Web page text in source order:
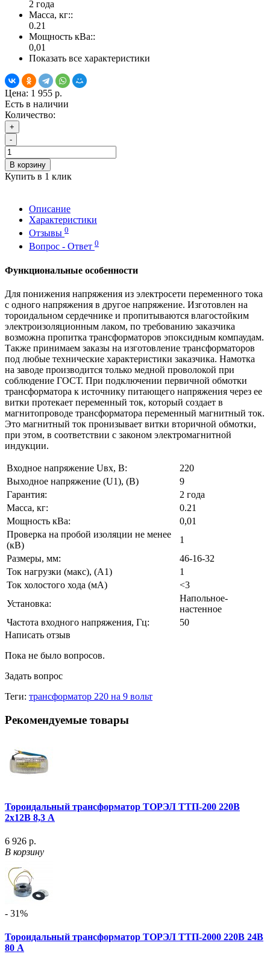
2 года
Масса, кг::
0.21
Мощность кВа::
0,01
Показать все характеристики
Цена: 1 955 р.
Есть в наличии
Количество:
+
-
В корзину
Купить в 1 клик
Описание
Характеристики
Отзывы 0
Вопрос - Ответ 0
Функциональные особенности
Для понижения напряжения из электросети переменного тока
с одного напряжения в другое напряжение. Изготовлен на
тороидальном сердечнике и пропитываются влагостойким
электроизоляционным лаком, по требованию заказчика
возможна пропитка трансформаторов эпоксидным компаудам.
Также принимаем заказы на изготовление трансформаторов
под любые технические характеристики заказчика. Намотка
на заводе производится только медной проволокой при
соблюдение ГОСТ. При подключении первичной обмотки
трансформатора к источнику питающего напряжения через ее
витки протекает переменный ток, который создает в
магнитопроводе трансформатора переменный магнитный ток.
Это магнитный ток пронизывает витки вторичной обмотки,
при этом, в соответствии с законом электромагнитной
индукции.
Входное напряжение Uвх, В:
220
Выходное напряжение (U1), (В)
9
Гарантия:
2 года
Масса, кг:
0.21
Мощность кВа:
0,01
Проверка на пробой изоляции не менее
(кВ)
1
Размеры, мм:
46-16-32
Ток нагрузки (макс), (А1)
1
Ток холостого хода (мА)
<3
Установка:
Напольное-
настенное
Частота входного напряжения, Гц:
50
Написать отзыв
Пока не было вопросов.
Задать вопрос
Теги: трансформатор 220 на 9 вольт
Рекомендуемые товары
Тороидальный трансформатор ТОРЭЛ ТТП-200 220В
2х12В 8,3 А
6 926 р.
В корзину
- 31%
Тороидальный трансформатор ТОРЭЛ ТТП-2000 220В 24В
80 А